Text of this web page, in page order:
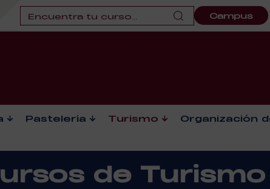
Campus
Pastelería Turismo Organización
de Turismo